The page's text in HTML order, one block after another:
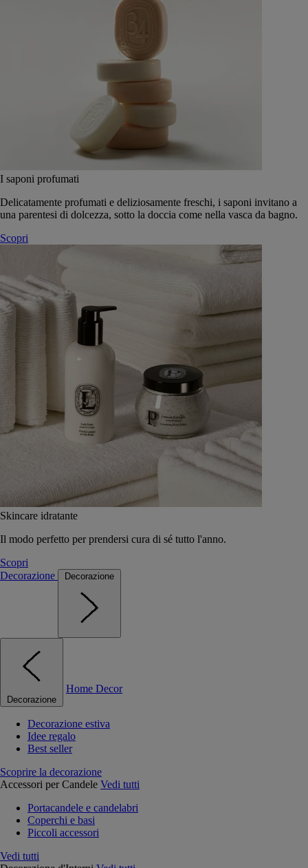
I saponi profumati
Delicatamente profumati e deliziosamente freschi, i saponi invitano a
una parentesi di dolcezza, sotto la doccia come nella vasca da bagno.
Scopri
Skincare idratante
Il modo perfetto per prendersi cura di sé tutto l'anno.
Scopri
Decorazione
Decorazione
Decorazione
Home Decor
Decorazione estiva
Idee regalo
Best seller
Scoprire la decorazione
Accessori per Candele Vedi tutti
Portacandele e candelabri
Coperchi e basi
Piccoli accessori
Vedi tutti